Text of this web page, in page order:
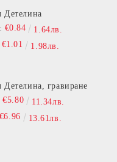
Детелина
€0.84 1.64лв.
€1.01 1.98лв.
гравиране
€5.80 11.34лв.
€6.96 13.61лв.